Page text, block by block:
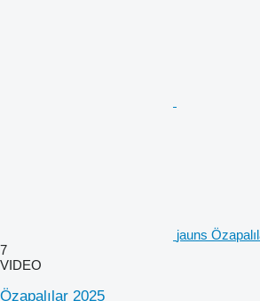
jauns
7
VIDEO
Özapalılar 2025